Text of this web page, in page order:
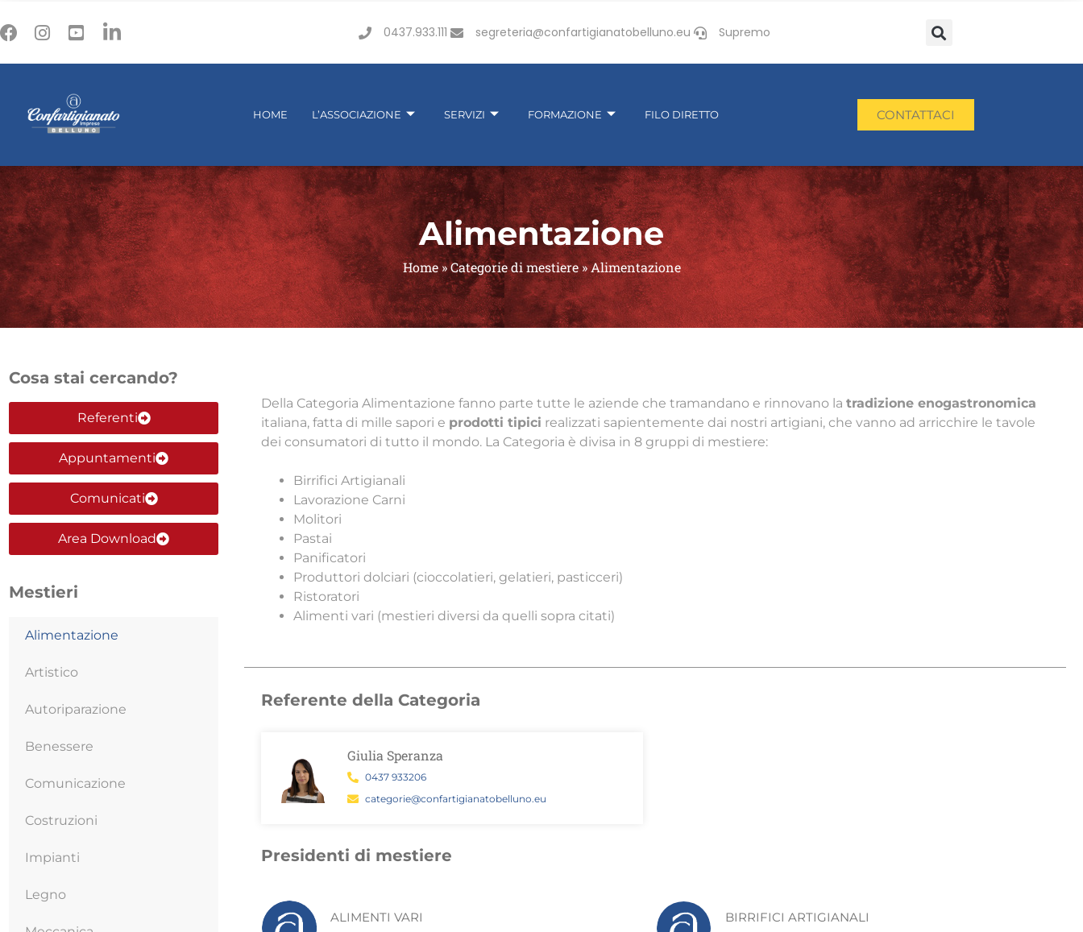
0437.933.111 segreteria@confartigianatobelluno.eu Supremo
HOME L’ASSOCIAZIONE SERVIZI FORMAZIONE FILO DIRETTO CONTATTACI
Alimentazione
Home»Categorie di mestiere»Alimentazione
Cosa stai cercando?
Referenti
Appuntamenti
Comunicati
Area Download
Mestieri
Alimentazione
Artistico
Autoriparazione
Benessere
Comunicazione
Costruzioni
Impianti
Legno
Della Categoria Alimentazione fanno parte tutte le aziende che tramandano e rinnovano la tradizione enogastronomica
italiana, fatta di mille sapori e prodotti tipici realizzati sapientemente dai nostri artigiani, che vanno ad arricchire le tavole
dei consumatori di tutto il mondo. La Categoria è divisa in 8 gruppi di mestiere:
Birrifici Artigianali
Lavorazione Carni
Molitori
Pastai
Panificatori
Produttori dolciari (cioccolatieri, gelatieri, pasticceri)
Ristoratori
Alimenti vari (mestieri diversi da quelli sopra citati)
Referente della Categoria
Giulia Speranza
0437 933206
categorie@confartigianatobelluno.eu
Presidenti di mestiere
ALIMENTI VARI BIRRIFICI ARTIGIANALI